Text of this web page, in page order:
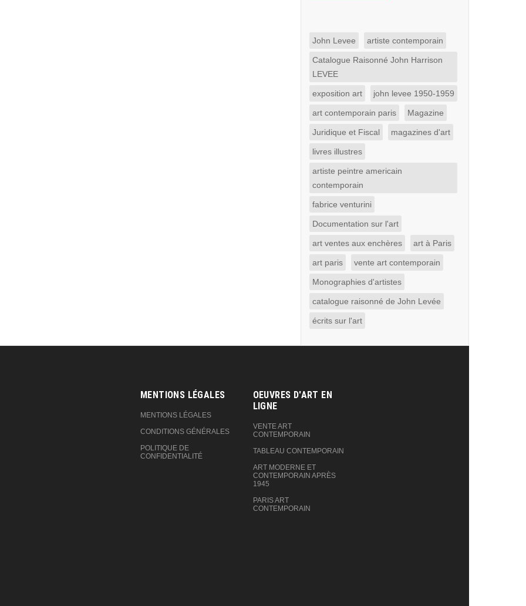
John Levee artiste contemporain
Catalogue Raisonné John Harrison
LEVEE
exposition art john levee 1950-1959
art contemporain paris Magazine
Juridique et Fiscal magazines d'art
livres illustres
artiste peintre americain
contemporain
fabrice venturini
Documentation sur l'art
art ventes aux enchères art à Paris
art paris vente art contemporain
Monographies d'artistes
catalogue raisonné de John Levée
écrits sur l'art
MENTIONS LÉGALES
MENTIONS LÉGALES
CONDITIONS GÉNÉRALES
POLITIQUE DE
CONFIDENTIALITÉ
OEUVRES D'ART EN
LIGNE‎
VENTE ART
CONTEMPORAIN
TABLEAU CONTEMPORAIN
ART MODERNE ET
CONTEMPORAIN APRÈS
1945
PARIS ART
CONTEMPORAIN